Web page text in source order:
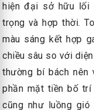
hiện đại sở hữu lối
trọng và hợp thời.
màu sáng kết hợp
chiều sâu so với
thường bí bách nên
phần mặt tiền bố
cũng như luồng gió